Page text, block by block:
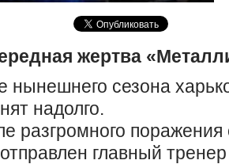
жертва
нынешнего сезона
надолго.
разгромного поражения
главный